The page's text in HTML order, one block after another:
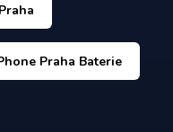
Praha Baterie